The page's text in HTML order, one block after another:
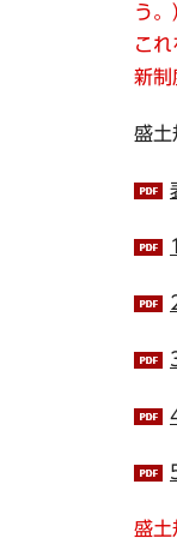
う
こ
新制
盛土
盛土